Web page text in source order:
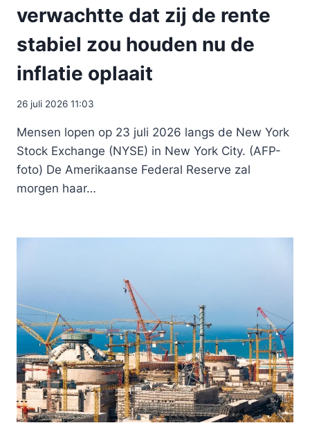
verwachtte dat zij de rente
stabiel zou houden nu de
inflatie oplaait
26 juli 2026 11:03
Mensen lopen op 23 juli 2026 langs de New York
Stock Exchange (NYSE) in New York City. (AFP-
foto) De Amerikaanse Federal Reserve zal
morgen haar…